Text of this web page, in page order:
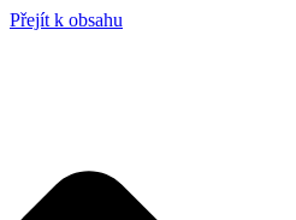
Přejít k obsahu